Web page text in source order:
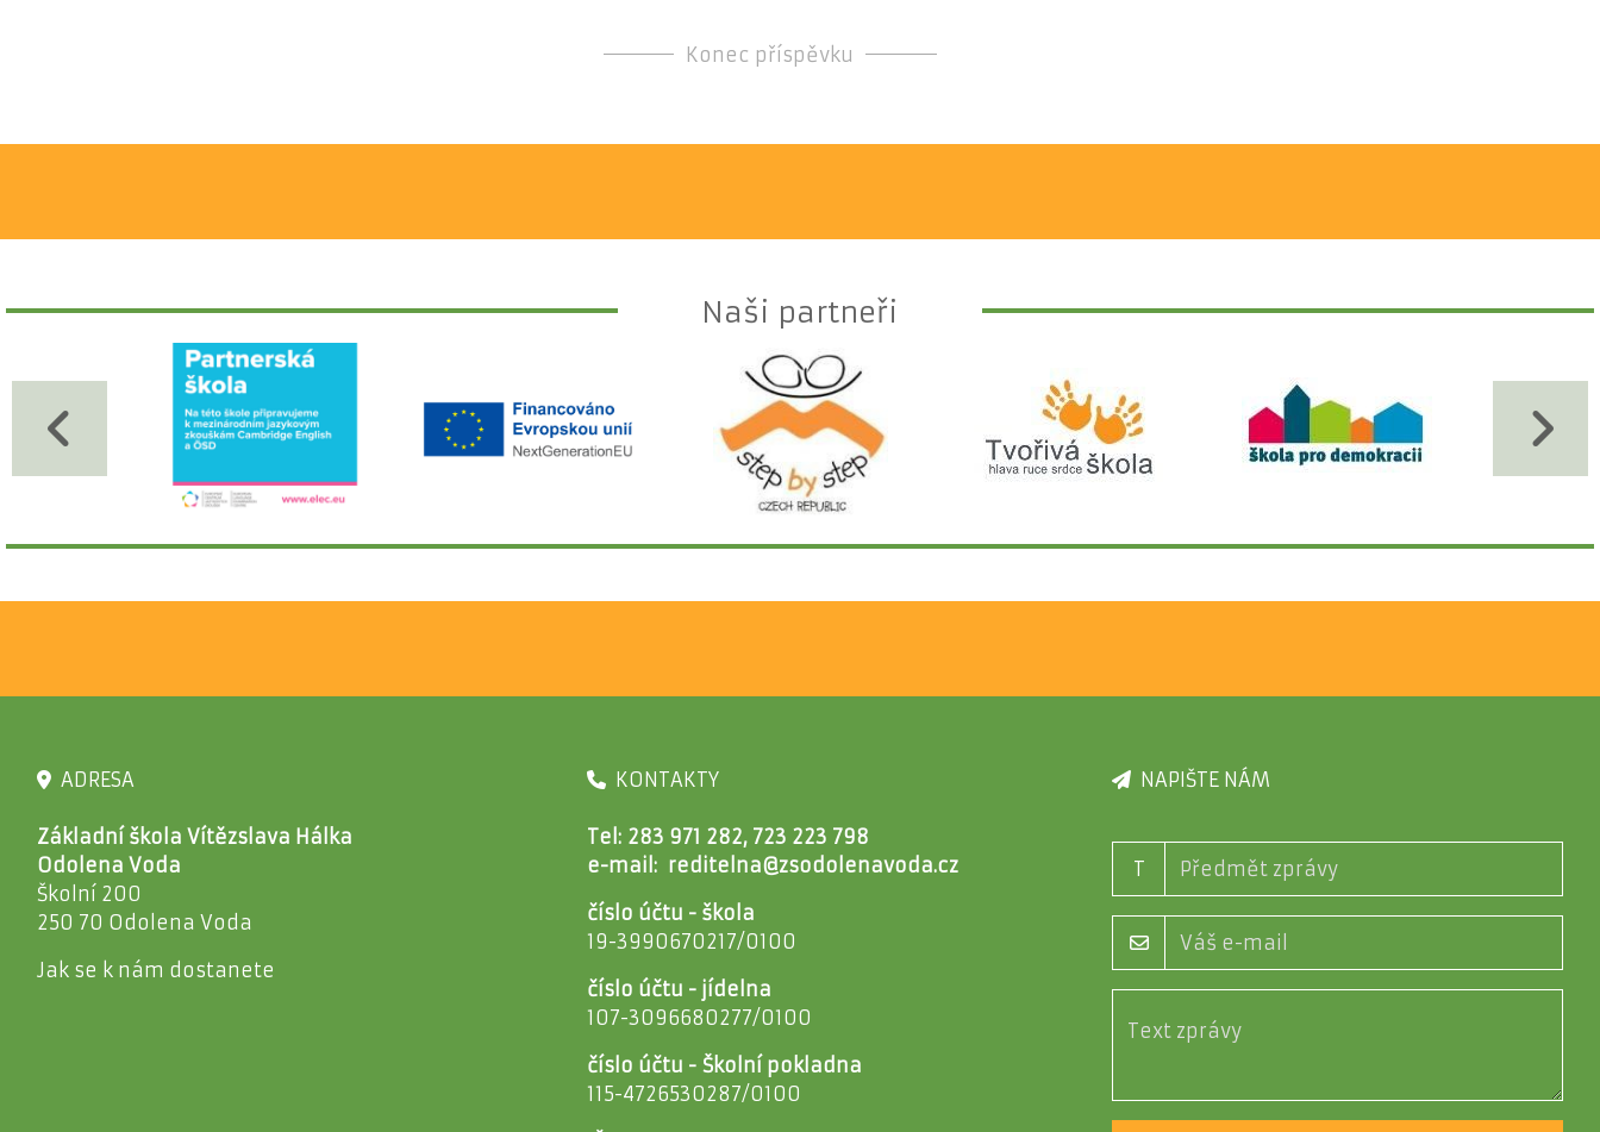
Konec příspěvku
Naši partneři
ADRESA
Základní škola Vítězslava Hálka
Odolena Voda
Školní 200
250 70 Odolena Voda
Jak se k nám dostanete
KONTAKTY
Tel: 283 971 282, 723 223 798
e-mail: reditelna@zsodolenavoda.cz
číslo účtu - škola
19-3990670217/0100
číslo účtu - jídelna
107-3096680277/0100
číslo účtu - Školní pokladna
115-4726530287/0100
NAPIŠTE NÁM
T